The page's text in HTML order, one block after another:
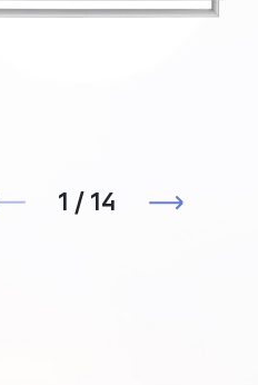
1 / 14